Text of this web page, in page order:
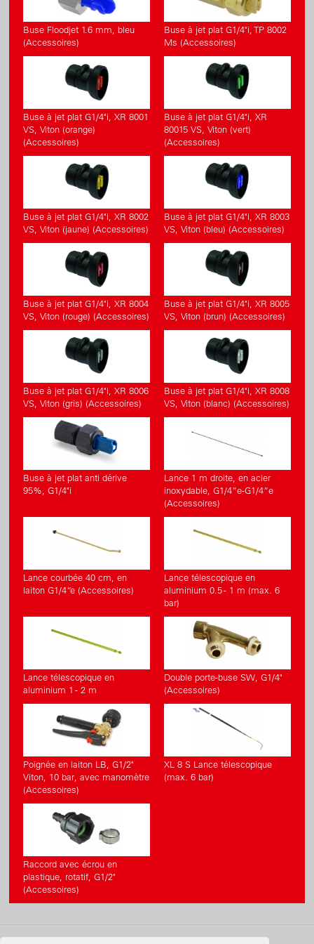
Buse Floodjet 1.6 mm, bleu
(Accessoires)
Buse à jet plat G1/4"i, TP 8002
Ms (Accessoires)
Buse à jet plat G1/4"i, XR 8001
VS, Viton (orange)
(Accessoires)
Buse à jet plat G1/4"i, XR
80015 VS, Viton (vert)
(Accessoires)
Buse à jet plat G1/4"i, XR 8002
VS, Viton (jaune) (Accessoires)
Buse à jet plat G1/4"i, XR 8003
VS, Viton (bleu) (Accessoires)
Buse à jet plat G1/4"i, XR 8004
VS, Viton (rouge) (Accessoires)
Buse à jet plat G1/4"i, XR 8005
VS, Viton (brun) (Accessoires)
Buse à jet plat G1/4"i, XR 8006
VS, Viton (gris) (Accessoires)
Buse à jet plat G1/4"i, XR 8008
VS, Viton (blanc) (Accessoires)
Buse à jet plat anti dérive
95%, G1/4"i
Lance 1 m droite, en acier
inoxydable, G1/4”e-G1/4”e
(Accessoires)
Lance courbée 40 cm, en
laiton G1/4“e (Accessoires)
Lance télescopique en
aluminium 0.5 - 1 m (max. 6
bar)
Lance télescopique en
aluminium 1 - 2 m
Double porte-buse SW, G1/4"
(Accessoires)
Poignée en laiton LB, G1/2"
Viton, 10 bar, avec manomètre
(Accessoires)
XL 8 S Lance télescopique
(max. 6 bar)
Raccord avec écrou en
plastique, rotatif, G1/2"
(Accessoires)